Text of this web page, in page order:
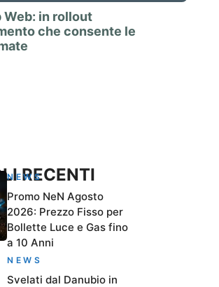
Web: in rollout
che consente le
RECENTI
NEWS
Promo NeN Agosto
2026: Prezzo Fisso per
Bollette Luce e Gas fino
a 10 Anni
NEWS
Svelati dal Danubio in